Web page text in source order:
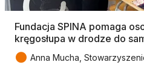
Fundacja SPINA pomaga
kręgosłupa w drodze do
● Anna Mucha,